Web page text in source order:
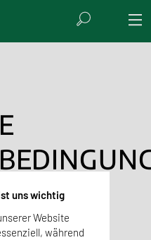
uns wichtig
Website
während